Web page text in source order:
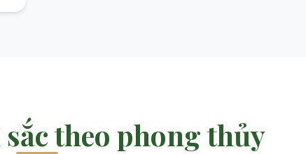
theo phong thủy